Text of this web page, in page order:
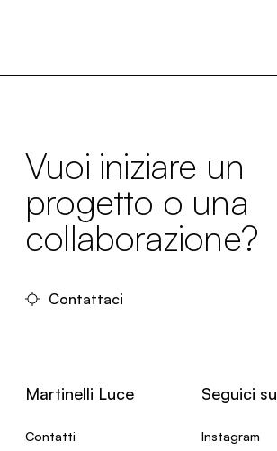
Vuoi iniziare un
progetto o una
collaborazione?
Contattaci
Martinelli Luce
Contatti
Seguici su
Instagram